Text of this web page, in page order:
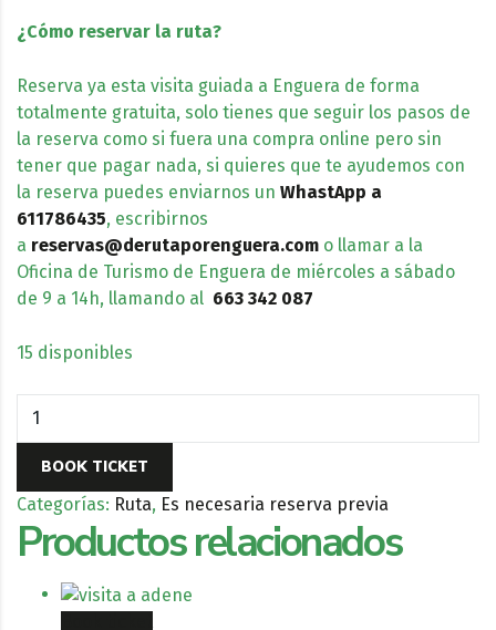
¿Cómo reservar la ruta?
Reserva ya esta visita guiada a Enguera de forma
totalmente gratuita, solo tienes que seguir los pasos de
la reserva como si fuera una compra online pero sin
tener que pagar nada, si quieres que te ayudemos con
la reserva puedes enviarnos un WhastApp a
611786435, escribirnos
a reservas@derutaporenguera.com o llamar a la
Oficina de Turismo de Enguera de miércoles a sábado
de 9 a 14h, llamando al 663 342 087
15 disponibles
BOOK TICKET
Categorías: Ruta, Es necesaria reserva previa
Productos relacionados